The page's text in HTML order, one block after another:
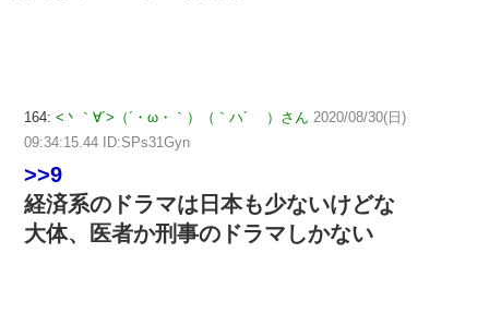
164: <丶｀∀´>（´・ω・｀）（｀ハ´ ）さん 2020/08/30(日)
09:34:15.44 ID:SPs31Gyn
>>9
経済系のドラマは日本も少ないけどな
大体、医者か刑事のドラマしかない